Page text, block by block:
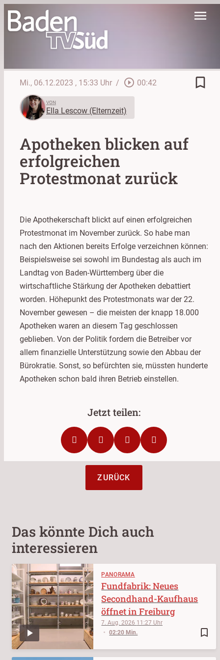
menu
Mi., 06.12.2023 , 15:33 Uhr / play_circle_outline 00:42 bookmark_border
VON
Ella Lescow (Elternzeit)
Apotheken blicken auf
erfolgreichen
Protestmonat zurück
Die Apothekerschaft blickt auf einen erfolgreichen
Protestmonat im November zurück. So habe man
nach den Aktionen bereits Erfolge verzeichnen können:
Beispielsweise sei sowohl im Bundestag als auch im
Landtag von Baden-Württemberg über die
wirtschaftliche Stärkung der Apotheken debattiert
worden. Höhepunkt des Protestmonats war der 22.
November gewesen – die meisten der knapp 18.000
Apotheken waren an diesem Tag geschlossen
geblieben. Von der Politik fordern die Betreiber vor
allem finanzielle Unterstützung sowie den Abbau der
Bürokratie. Sonst, so befürchten sie, müssten hunderte
Apotheken schon bald ihren Betrieb einstellen.
ZURÜCK
Das könnte Dich auch
interessieren
PANORAMA
bookmark_border
7. Aug. 2026 11:27
02:20 Min.
Fundfabrik: Neues
Secondhand-Kaufhaus
öffnet in Freiburg